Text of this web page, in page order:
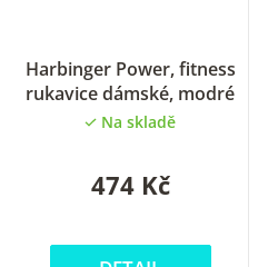
Harbinger Power, fitness
rukavice dámské, modré
Na skladě
474 Kč